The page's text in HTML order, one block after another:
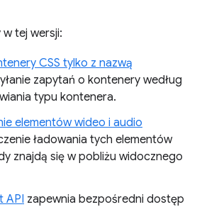
w tej wersji:
CSS tylko z nazwą
zapytań o kontenery według
typu kontenera.
elementów wideo i audio
ładowania tych elementów
znajdą się w pobliżu widocznego
API zapewnia bezpośredni dostęp